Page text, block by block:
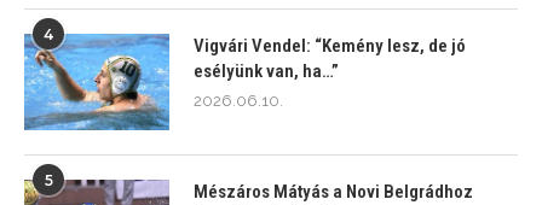
4
Vigvári Vendel: “Kemény lesz, de jó
esélyünk van, ha…”
2026.06.10.
5
Mészáros Mátyás a Novi Belgrádhoz